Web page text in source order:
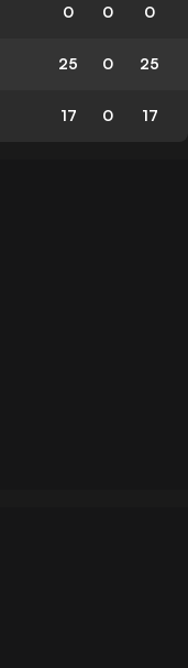
0 0 0
25 0 25
17 0 17